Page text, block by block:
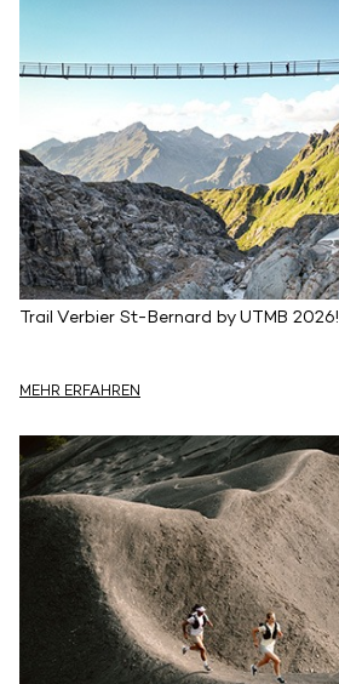
Trail Verbier St-Bernard by UTMB 2026!
MEHR ERFAHREN